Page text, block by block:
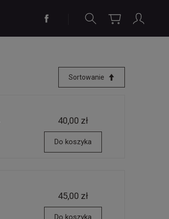
Sortowanie
40,00 zł
Do koszyka
45,00 zł